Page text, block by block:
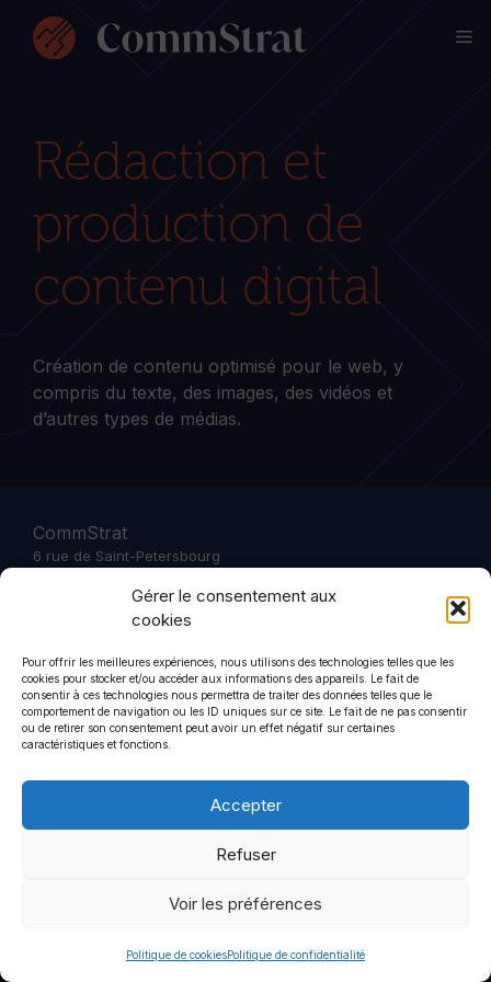
Gérer le consentement aux
cookies
Pour offrir les meilleures expériences, nous utilisons des technologies telles que les
cookies pour stocker et/ou accéder aux informations des appareils. Le fait de
consentir à ces technologies nous permettra de traiter des données telles que le
comportement de navigation ou les ID uniques sur ce site. Le fait de ne pas consentir
ou de retirer son consentement peut avoir un effet négatif sur certaines
caractéristiques et fonctions.
Accepter
Refuser
Voir les préférences
Politique de cookiesPolitique de confidentialité
contenu
Rédaction et
production de
contenu digital
Création de contenu optimisé pour le web, y
compris du texte, des images, des vidéos et
d’autres types de médias.
CommStrat
6 rue de Saint-Petersbourg
+33 1 44 90 01 46
Politique de confidentialité Mentions légales